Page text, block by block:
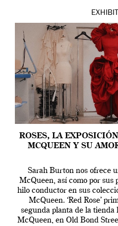
ROSES, LA
MCQUEEN Y SU
Sarah Burton nos ofrece
McQueen, así como por sus
hilo conductor en sus
McQueen. ‘Red Rose’
segunda planta de la
McQueen, en Old Bond